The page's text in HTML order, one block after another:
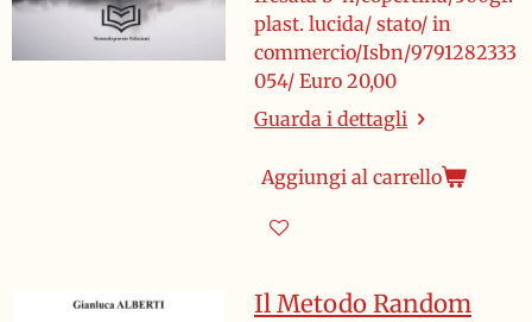
plast. lucida/ stato/ in
commercio/Isbn/9791282333
054/ Euro 20,00
Guarda i dettagli
Aggiungi al carrello
Il Metodo Random